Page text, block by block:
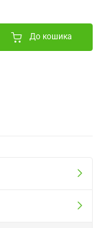
До кошика